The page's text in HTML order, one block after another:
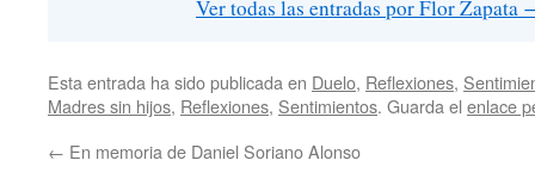
Ver todas las entradas por Flor Zapata
Esta entrada ha sido publicada en Duelo, Reflexiones,
Madres sin hijos, Reflexiones, Sentimientos. Guarda el enlace
← En memoria de Daniel Soriano Alonso